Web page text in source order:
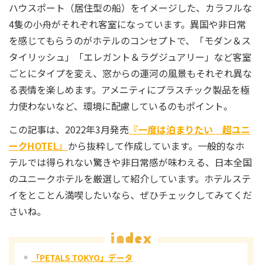
ハウスポート（居住型の船）をイメージした、カラフルな
4隻の小舟がそれぞれ客室になっています。異国や非日常
を感じてもらうのがホテルのコンセプトで、「モダン＆ス
タイリッシュ」「エレガント＆ラグジュアリー」など客室
ごとにタイプを変え、窓からの運河の風景もそれぞれ異な
る表情を楽しめます。アメニティにプラスチック製品を極
力使わないなど、環境に配慮しているのもポイント。
この記事は、2022年3月発売 『一度は泊まりたい 超ユニ
ークHOTEL』 から抜粋して作成しています。一般的なホ
テルでは得られない驚きや非日常感が味わえる、日本全国
のユニークホテルを厳選して紹介しています。ホテルステ
イをとことん満喫したいなら、ぜひチェックしてみてくだ
さいね。
「PETALS TOKYO」データ